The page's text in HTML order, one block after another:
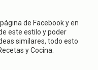
de Facebook y en
este estilo y poder
similares, todo esto
y Cocina.